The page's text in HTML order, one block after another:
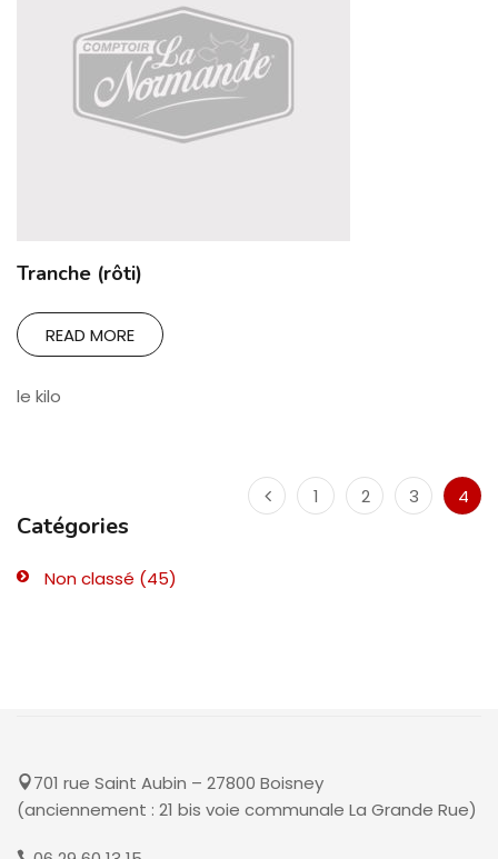
Catégories
Non classé (45)
Tranche (rôti)
READ MORE
le kilo
1 2 3 4
701 rue Saint Aubin – 27800 Boisney
(anciennement : 21 bis voie communale La Grande Rue)